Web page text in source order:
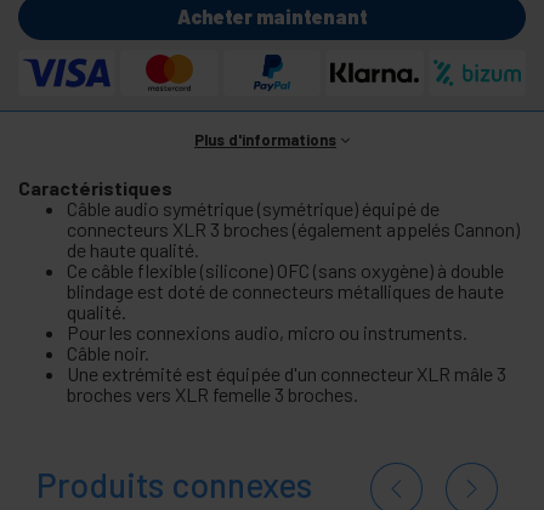
Acheter maintenant
Plus d'informations
Caractéristiques
Câble audio symétrique (symétrique) équipé de
connecteurs XLR 3 broches (également appelés Cannon)
de haute qualité.
Ce câble flexible (silicone) OFC (sans oxygène) à double
blindage est doté de connecteurs métalliques de haute
qualité.
Pour les connexions audio, micro ou instruments.
Câble noir.
Une extrémité est équipée d'un connecteur XLR mâle 3
broches vers XLR femelle 3 broches.
Produits connexes